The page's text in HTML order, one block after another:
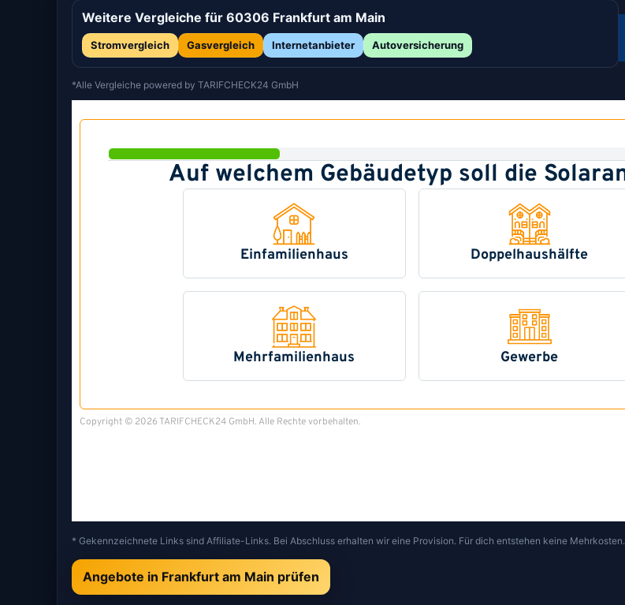
Weitere Vergleiche für 60306 Frankfurt am Main
Stromvergleich Gasvergleich Internetanbieter Autoversicherung
*Alle Vergleiche powered by TARIFCHECK24 GmbH
* Gekennzeichnete Links sind Affiliate-Links. Bei Abschluss erhalten wir eine Provision. Für dich entstehen keine Mehrkosten.
Angebote in Frankfurt am Main prüfen